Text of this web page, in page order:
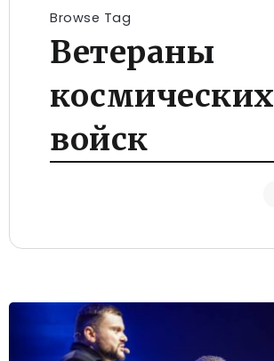
Browse Tag
Ветераны
космических
войск